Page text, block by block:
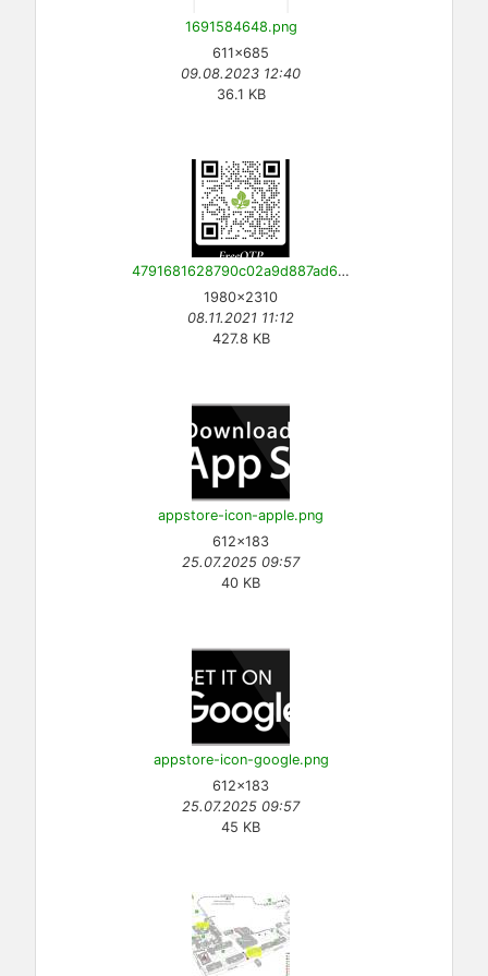
1691584648.png
611×685
09.08.2023 12:40
36.1 KB
4791681628790c02a9d887ad6b5649e9.png
1980×2310
08.11.2021 11:12
427.8 KB
appstore-icon-apple.png
612×183
25.07.2025 09:57
40 KB
appstore-icon-google.png
612×183
25.07.2025 09:57
45 KB